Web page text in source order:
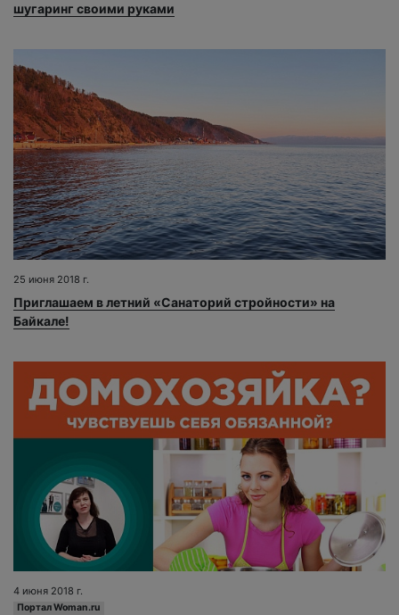
шугаринг своими руками
25 июня 2018 г.
Приглашаем в летний «Санаторий стройности» на
Байкале!
4 июня 2018 г.
Портал Woman.ru